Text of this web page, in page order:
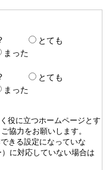
とても
まった
とても
まった
役に立つホームページとす
協力をお願いします。
きる設定になっていな
に対応していない場合は